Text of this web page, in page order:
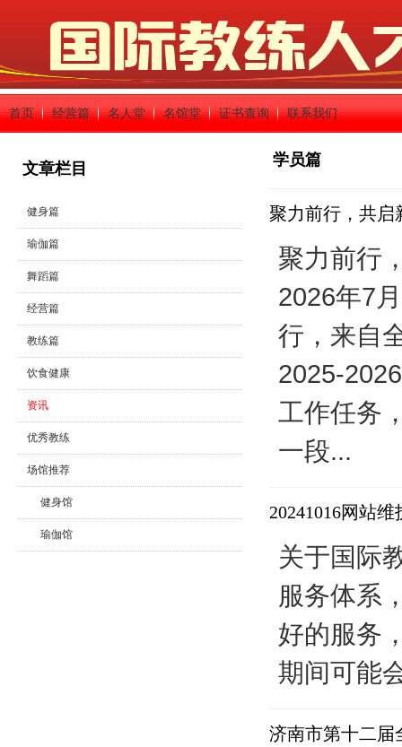
首页 经营篇 名人堂 名馆堂 证书查询 联系我们
文章栏目
健身篇
瑜伽篇
舞蹈篇
经营篇
教练篇
饮食健康
资讯
优秀教练
场馆推荐
健身馆
瑜伽馆
学员篇
聚力前行，共启
聚力前行
2026年7
行，来自
工作任务
一段...
20241016网站维
关于国际
服务体系
好的服务
期间可能
济南市第十二届